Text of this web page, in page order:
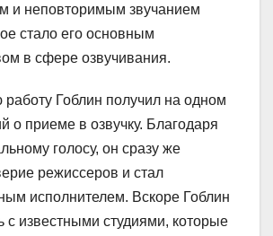
и неповторимым звучанием
стало его основным
в сфере озвучивания.
Гоблин получил на одном
о приеме в озвучку. Благодаря
голосу, он сразу же
режиссеров и стал
исполнителем. Вскоре Гоблин
с известными студиями, которые